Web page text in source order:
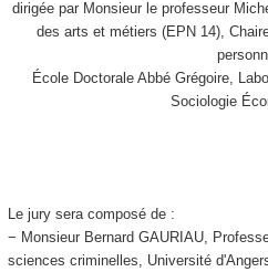
dirigée par Monsieur le professeur
des arts et métiers (EPN 14),
École Doctorale Abbé Grégoire,
Sociologie
Le jury sera composé de :
− Monsieur Bernard GAURIAU,
sciences criminelles, Université